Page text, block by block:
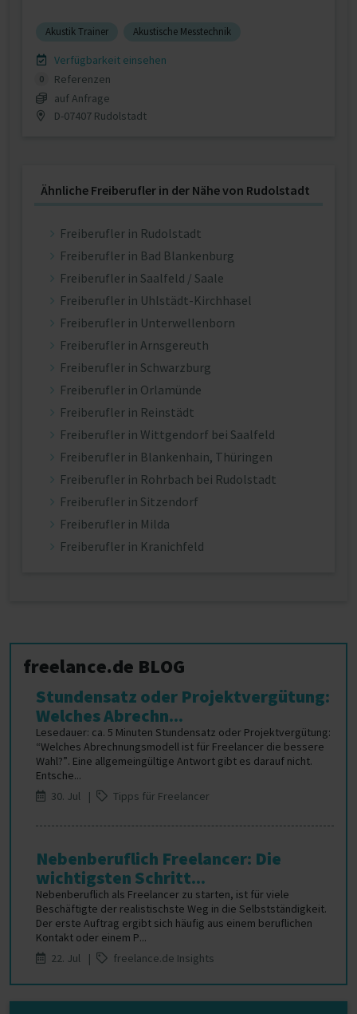
Akustik Trainer Akustische Messtechnik
Verfügbarkeit einsehen
0
Referenzen
auf Anfrage
D-07407 Rudolstadt
Ähnliche Freiberufler in der Nähe von Rudolstadt
Freiberufler in Rudolstadt
Freiberufler in Bad Blankenburg
Freiberufler in Saalfeld / Saale
Freiberufler in Uhlstädt-Kirchhasel
Freiberufler in Unterwellenborn
Freiberufler in Arnsgereuth
Freiberufler in Schwarzburg
Freiberufler in Orlamünde
Freiberufler in Reinstädt
Freiberufler in Wittgendorf bei Saalfeld
Freiberufler in Blankenhain, Thüringen
Freiberufler in Rohrbach bei Rudolstadt
Freiberufler in Sitzendorf
Freiberufler in Milda
Freiberufler in Kranichfeld
freelance.de BLOG
Stundensatz oder Projektvergütung:
Welches Abrechn...
Lesedauer: ca. 5 Minuten Stundensatz oder Projektvergütung:
“Welches Abrechnungsmodell ist für Freelancer die bessere
Wahl?”. Eine allgemeingültige Antwort gibt es darauf nicht.
Entsche...
30. Jul |
Tipps für Freelancer
Nebenberuflich Freelancer: Die
wichtigsten Schritt...
Nebenberuflich als Freelancer zu starten, ist für viele
Beschäftigte der realistischste Weg in die Selbstständigkeit.
Der erste Auftrag ergibt sich häufig aus einem beruflichen
Kontakt oder einem P...
22. Jul |
freelance.de Insights